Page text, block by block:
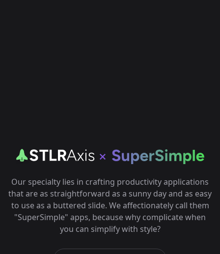
Our specialty lies in crafting productivity applications
that are as straightforward as a sunny day and as easy
to use as a buttered slide. We affectionately call them
"SuperSimple" apps, because why complicate when
you can simplify with style?